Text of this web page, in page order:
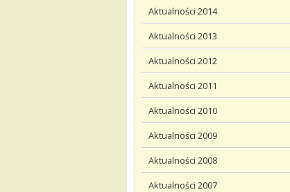
Aktualności 2014
Aktualności 2013
Aktualności 2012
Aktualności 2011
Aktualności 2010
Aktualności 2009
Aktualności 2008
Aktualności 2007